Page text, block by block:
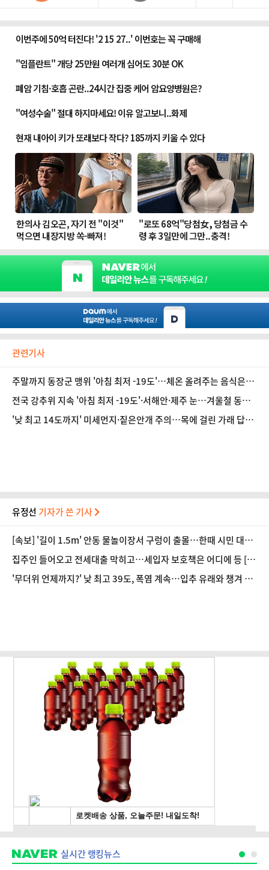
관련기사
주말까지 동장군 맹위 '아침 최저 -19도'…체온 올려주는 음식은
[오늘 날씨]
전국 강추위 지속 '아침 최저 -19도'·서해안·제주 눈…겨울철 동파
막으려면? [오늘 날씨]
'낮 최고 14도까지' 미세먼지·짙은안개 주의…목에 걸린 가래 답답
유정선 기자가 쓴 기사
[속보] '길이 1.5m' 안동 물놀이장서 구렁이 출몰…한때 시민 대피
소동
집주인 들어오고 전세대출 막히고…세입자 보호책은 어디에 등 [8/
7(금) 데일리안 퇴근길뉴스]
'무더위 언제까지?' 낮 최고 39도, 폭염 계속…입추 유래와 챙겨 먹
실시간 랭킹뉴스